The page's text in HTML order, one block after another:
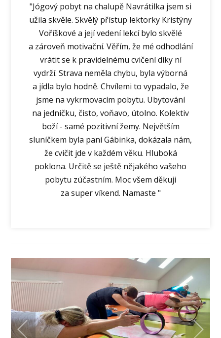
"Jógový pobyt na chalupě Navrátilka jsem si
užila skvěle. Skvělý přístup lektorky Kristýny
Voříškové a její vedení lekcí bylo skvělé
a zároveň motivační. Věřím, že mé odhodlání
vrátit se k pravidelnému cvičení díky ní
vydrží. Strava neměla chybu, byla výborná
a jídla bylo hodně. Chvílemi to vypadalo, že
jsme na vykrmovacím pobytu. Ubytování
na jedničku, čisto, voňavo, útolno. Kolektiv
boží - samé pozitivní žemy. Největším
sluníčkem byla paní Gábinka, dokázala nám,
že cvičit jde v každém věku. Hluboká
poklona. Určitě se ještě nějakého vašeho
pobytu zúčastním. Moc všem děkuji
za super víkend. Namaste "